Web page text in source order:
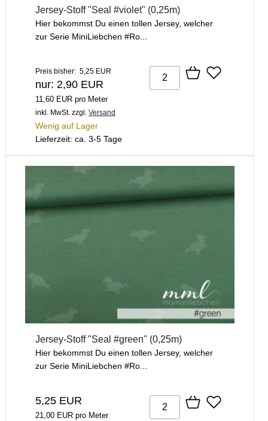
Jersey-Stoff "Seal #violet" (0,25m)
Hier bekommst Du einen tollen Jersey, welcher
zur Serie MiniLiebchen #Ro...
Preis bisher: 5,25 EUR
nur: 2,90 EUR
11,60 EUR pro Meter
inkl. MwSt. zzgl. Versand
Wenig auf Lager
Lieferzeit: ca. 3-5 Tage
Jersey-Stoff "Seal #green" (0,25m)
Hier bekommst Du einen tollen Jersey, welcher
zur Serie MiniLiebchen #Ro...
5,25 EUR
21,00 EUR pro Meter